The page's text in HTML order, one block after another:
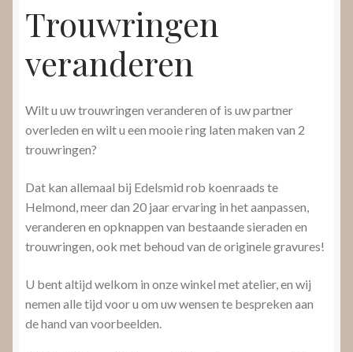
Trouwringen
veranderen
Wilt u uw trouwringen veranderen of is uw partner
overleden en wilt u een mooie ring laten maken van 2
trouwringen?
Dat kan allemaal bij Edelsmid rob koenraads te
Helmond, meer dan 20 jaar ervaring in het aanpassen,
veranderen en opknappen van bestaande sieraden en
trouwringen, ook met behoud van de originele gravures!
U bent altijd welkom in onze winkel met atelier, en wij
nemen alle tijd voor u om uw wensen te bespreken aan
de hand van voorbeelden.